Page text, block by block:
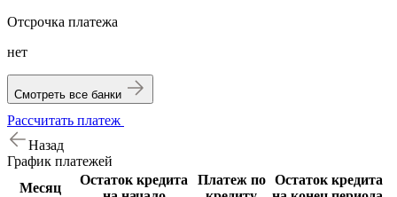
Отсрочка платежа
нет
Смотреть все банки
Рассчитать платеж
Назад
График платежей
Месяц
Остаток кредита
Платеж по Остаток кредита